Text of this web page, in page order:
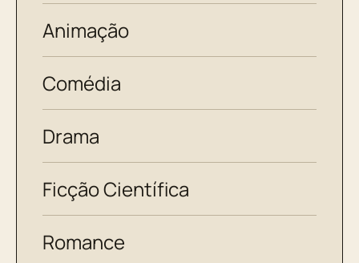
Animação
Comédia
Drama
Ficção Científica
Romance